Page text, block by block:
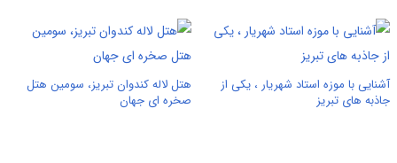
آشنایی با موزه‌ استاد شهریار ، یکی از
جاذبه های تبریز
هتل لاله کندوان تبریز، سومین هتل
صخره ای جهان